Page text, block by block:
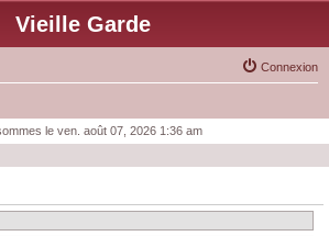
Vieille Garde
Connexion
le ven. août 07, 2026 1:36 am